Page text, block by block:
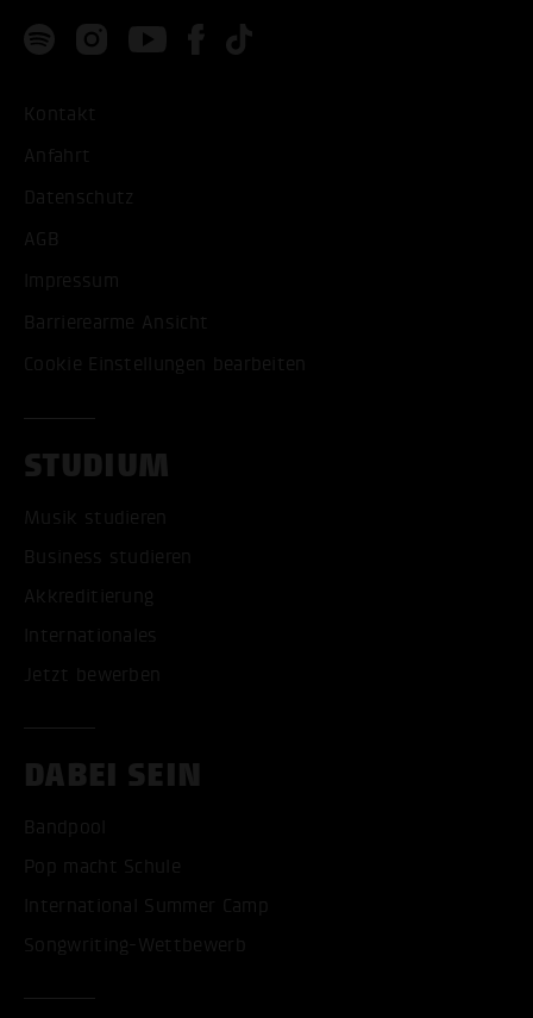
Kontakt
Anfahrt
Datenschutz
AGB
Impressum
Barrierearme Ansicht
Cookie Einstellungen bearbeiten
STUDIUM
Musik studieren
Business studieren
Akkreditierung
Internationales
Jetzt bewerben
DABEI SEIN
Bandpool
Pop macht Schule
International Summer Camp
Songwriting-Wettbewerb